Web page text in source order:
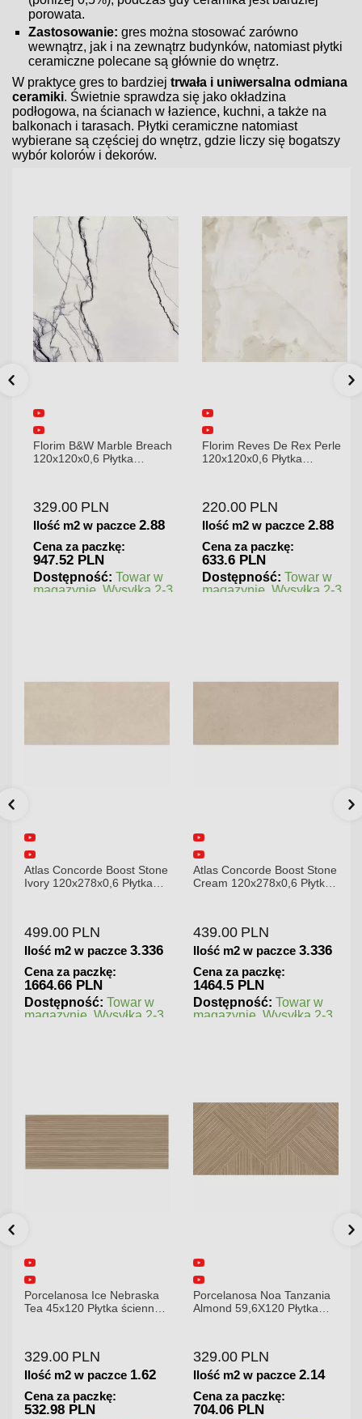
porowata.
Zastosowanie: gres można stosować zarówno
wewnątrz, jak i na zewnątrz budynków, natomiast płytki
ceramiczne polecane są głównie do wnętrz.
W praktyce gres to bardziejtrwała i uniwersalna odmiana
ceramiki. Świetnie sprawdza się jako okładzina
podłogowa, na ścianach w łazience, kuchni, a także na
balkonach i tarasach. Płytki ceramiczne natomiast
wybierane są częściej do wnętrz, gdzie liczy się bogatszy
wybór kolorów i dekorów.
Florim B&W Marble Breach
120x120x0,6 Płytka
329.00 PLN
Ilość m2 w paczce 2.88
Cena za paczkę:
947.52 PLN
Dostępność: Towar w
magazynie. Wysyłka 2-3
Florim Reves De Rex Perle
120x120x0,6 Płytka
220.00 PLN
Ilość m2 w paczce 2.88
Cena za paczkę:
633.6 PLN
Dostępność: Towar w
magazynie. Wysyłka 2-3
Atlas Concorde Boost Stone
Cream 120x278x0,6 Płytka
439.00 PLN
Ilość m2 w paczce 3.336
Cena za paczkę:
1464.5 PLN
Dostępność: Towar w
magazynie. Wysyłka 2-3
Atlas Concorde Brave
Gypsum 75x75 Płytka
180.00 PLN
Ilość m2 w paczce 1.125
Cena za paczkę:
202.5 PLN
Dostępność: Towar w
magazynie. Wysyłka 2-3
Porcelanosa Ice Nebraska
Tea 45x120 Płytka ścienna
329.00 PLN
Ilość m2 w paczce 1.62
Cena za paczkę:
532.98 PLN
Porcelanosa Noa Tanzania
Almond 59,6X120 Płytka
329.00 PLN
Ilość m2 w paczce 2.14
Cena za paczkę:
704.06 PLN